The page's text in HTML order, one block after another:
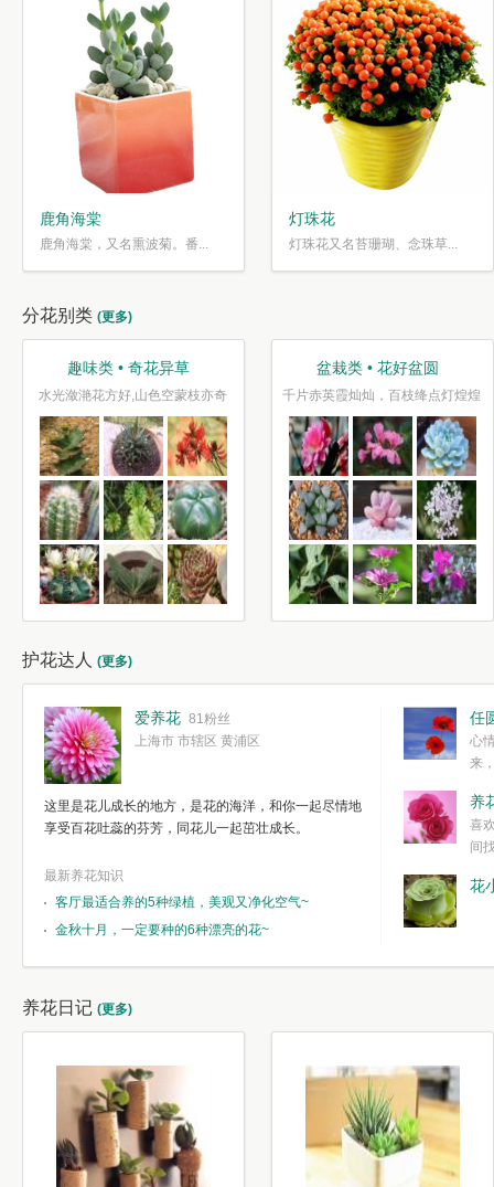
鹿角海棠
鹿角海棠，又名熏波菊。番...
灯珠花
灯珠花又名苔珊瑚、念珠草...
分花别类 (更多)
趣味类 • 奇花异草
水光潋滟花方好,山色空蒙枝亦奇
盆栽类 • 花好盆圆
千片赤英霞灿灿，百枝绛点灯煌煌
护花达人 (更多)
爱养花 81粉丝
上海市 市辖区 黄浦区
这里是花儿成长的地方，是花的海洋，和你一起尽情地
享受百花吐蕊的芬芳，同花儿一起茁壮成长。
最新养花知识
客厅最适合养的5种绿植，美观又净化空气~
金秋十月，一定要种的6种漂亮的花~
任
心
来
简单愉快的心
我们自己复杂
养
喜
间
花
养花日记 (更多)